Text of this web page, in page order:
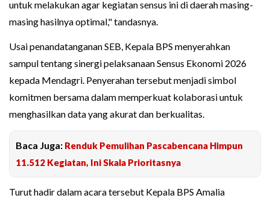
untuk melakukan agar kegiatan sensus ini di daerah masing-
masing hasilnya optimal," tandasnya.
Usai penandatanganan SEB, Kepala BPS menyerahkan
sampul tentang sinergi pelaksanaan Sensus Ekonomi 2026
kepada Mendagri. Penyerahan tersebut menjadi simbol
komitmen bersama dalam memperkuat kolaborasi untuk
menghasilkan data yang akurat dan berkualitas.
Baca Juga: Renduk Pemulihan Pascabencana Himpun
11.512 Kegiatan, Ini Skala Prioritasnya
Turut hadir dalam acara tersebut Kepala BPS Amalia